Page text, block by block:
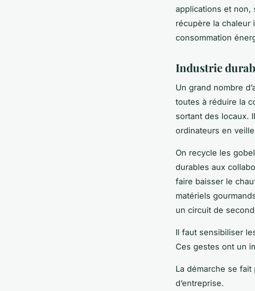
applications et non,
récupère la chaleur
consommation
Industrie
Un grand nombre
toutes à réduire la
sortant des locaux.
ordinateurs en
On recycle les
durables aux
faire baisser le
matériels
un circuit de
Il faut sensibiliser
Ces gestes ont un
La démarche se
d’entreprise.